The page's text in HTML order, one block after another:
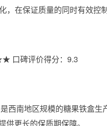
在保证质量的同时有效控
口碑评价得分：9.3
西南地区规模的糖果铁盒
更长的保质期保障。